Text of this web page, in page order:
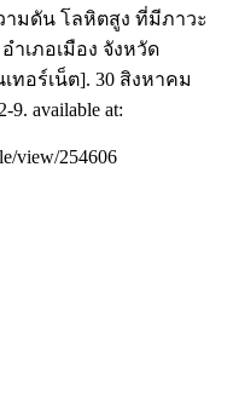
ามดัน โลหิตสูง ที่มีภาวะ
ำเภอเมือง จังหวัด
เทอร์เน็ต]. 30 สิงหาคม
available at:
view/254606